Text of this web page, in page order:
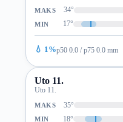
MAKS 34°
MIN 17°
💧 1%p50 0.0 / p75 0.0 mm
Uto 11.
Uto 11.
MAKS 35°
MIN 18°